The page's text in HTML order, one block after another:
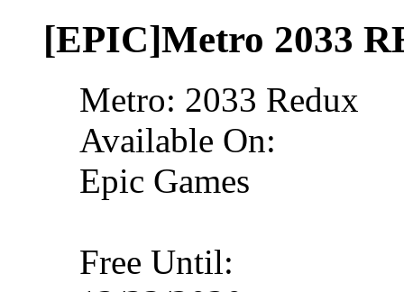
[EPIC]Metro 2033
Metro: 2033 Redux
Available On:
Epic Games
Free Until: